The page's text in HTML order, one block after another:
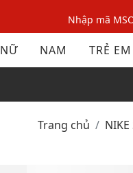
Nhập mã
Nhập mã:
Nhập mã
NỮ NAM TRẺ EM
Trang chủ